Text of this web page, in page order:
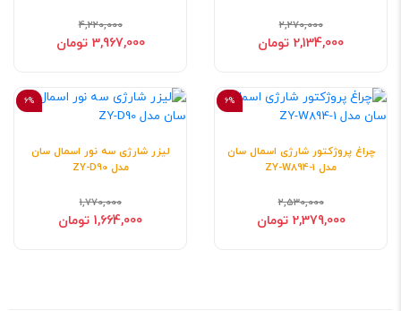
2,270,000
2,134,000 تومان
4,220,000
3,967,000 تومان
6%
چراغ پروژکتور شارژی اسمال سان
مدل ZY-W894-1
2,530,000
2,379,000 تومان
6%
لیزر شارژی سه نور اسمال سان
مدل ZY-D90
1,770,000
1,664,000 تومان